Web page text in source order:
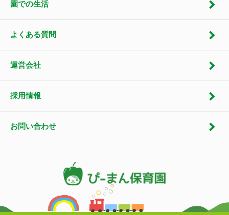
園での生活
よくある質問
運営会社
採用情報
お問い合わせ